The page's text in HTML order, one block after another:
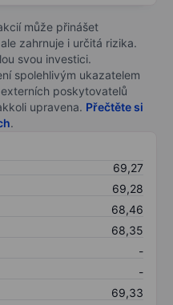
může přinášet
zahrnuje i určitá rizika.
svou investici.
spolehlivým ukazatelem
poskytovatelů
upravena. Přečtěte si
.
69,27
69,28
68,46
68,35
-
-
69,33